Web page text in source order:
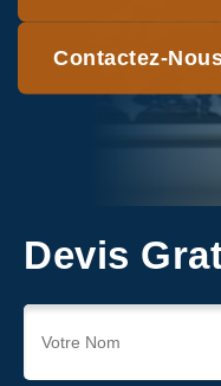
Contactez-
Devis